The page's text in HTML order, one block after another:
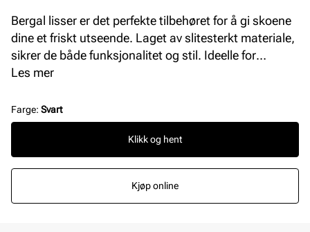
Bergal lisser er det perfekte tilbehøret for å gi skoene
dine et friskt utseende. Laget av slitesterkt materiale,
sikrer de både funksjonalitet og stil. Ideelle for
hverdagsbruk, disse lissene kombinerer kvalitet med
Les mer
Farge: Svart
Klikk og hent
Kjøp online